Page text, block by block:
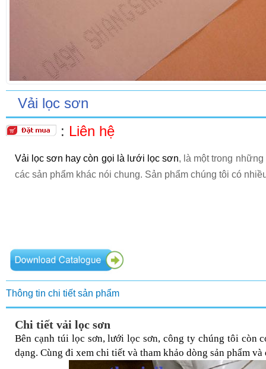
Vải lọc sơn
: Liên hệ
Vải lọc sơn hay còn gọi là lưới lọc sơn, là một trong
các sản phẩm khác nói chung. Sản phẩm chúng tôi có
Thông tin chi tiết sản phẩm
Chi tiết vải lọc sơn
Bên cạnh túi lọc sơn, lưới lọc sơn, công ty chúng tôi còn
dạng. Cùng đi xem chi tiết và tham khảo dòng sản phẩm và